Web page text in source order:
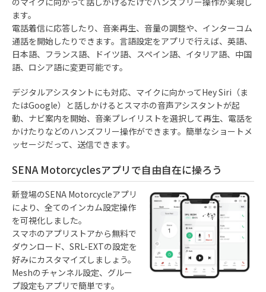
ます。
電話着信に応答したり、音楽再生、音量の調整や、インターコム
通話を開始したりできます。言語設定をアプリで行えば、英語、
日本語、フランス語、ドイツ語、スペイン語、イタリア語、中国
語、ロシア語に変更可能です。
デジタルアシスタントにも対応、マイクに向かってHey Siri（ま
たはGoogle）と話しかけるとスマホの音声アシスタントが起
動、ナビ案内を開始、音楽プレイリストを選択して再生、電話を
かけたりなどのハンズフリー操作ができます。簡単なショートメ
ッセージだって、送信できます。
SENA Motorcyclesアプリで自由自在に操ろう
新登場のSENA Motorcycleアプリ
により、全てのインカム設定操作
を可視化しました。
スマホのアプリストアから無料で
ダウンロード、SRL-EXTの設定を
好みにカスタマイズしましょう。
Meshのチャンネル設定、グルー
プ設定もアプリで簡単です。